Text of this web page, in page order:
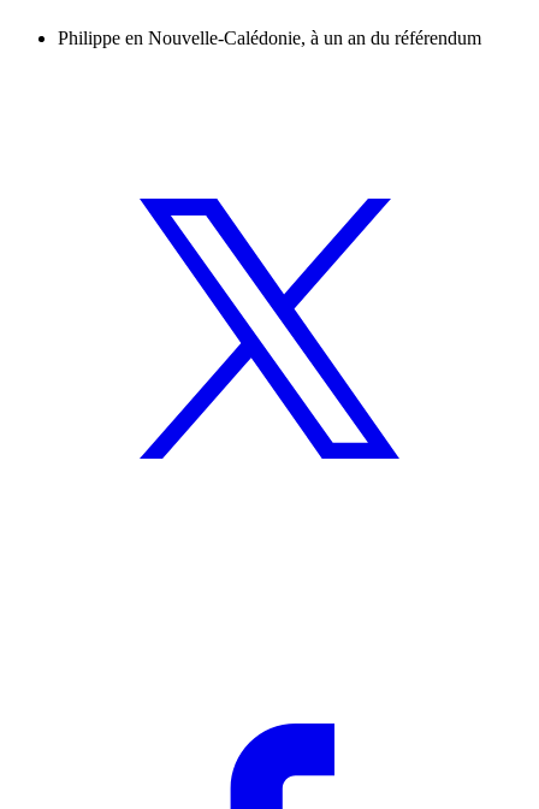
Philippe en Nouvelle-Calédonie, à un an du référendum